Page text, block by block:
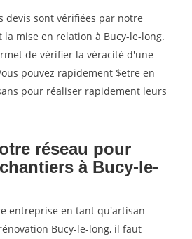
devis sont vérifiées par notre
la mise en relation à Bucy-le-long.
de vérifier la véracité d'une
pouvez rapidement $etre en
pour réaliser rapidement leurs
réseau pour
à Bucy-le-
entreprise en tant qu'artisan
Bucy-le-long, il faut